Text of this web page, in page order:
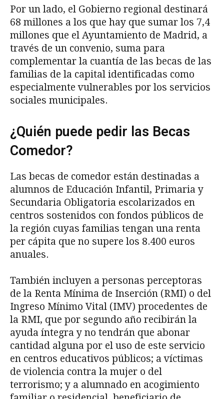
Por un lado, el Gobierno regional destinará
68 millones a los que hay que sumar los 7,4
millones que el Ayuntamiento de Madrid, a
través de un convenio, suma para
complementar la cuantía de las becas de las
familias de la capital identificadas como
especialmente vulnerables por los servicios
sociales municipales.
¿Quién puede pedir las Becas
Comedor?
Las becas de comedor están destinadas a
alumnos de Educación Infantil, Primaria y
Secundaria Obligatoria escolarizados en
centros sostenidos con fondos públicos de
la región cuyas familias tengan una renta
per cápita que no supere los 8.400 euros
anuales.
También incluyen a personas perceptoras
de la Renta Mínima de Inserción (RMI) o del
Ingreso Mínimo Vital (IMV) procedentes de
la RMI, que por segundo año recibirán la
ayuda íntegra y no tendrán que abonar
cantidad alguna por el uso de este servicio
en centros educativos públicos; a víctimas
de violencia contra la mujer o del
terrorismo; y a alumnado en acogimiento